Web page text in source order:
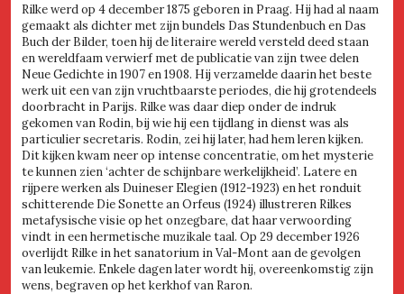
Rilke werd op 4 december 1875 geboren in Praag. Hij had al naam
gemaakt als dichter met zijn bundels Das Stundenbuch en Das
Buch der Bilder, toen hij de literaire wereld versteld deed staan
en wereldfaam verwierf met de publicatie van zijn twee delen
Neue Gedichte in 1907 en 1908. Hij verzamelde daarin het beste
werk uit een van zijn vruchtbaarste periodes, die hij grotendeels
doorbracht in Parijs. Rilke was daar diep onder de indruk
gekomen van Rodin, bij wie hij een tijdlang in dienst was als
particulier secretaris. Rodin, zei hij later, had hem leren kijken.
Dit kijken kwam neer op intense concentratie, om het mysterie
te kunnen zien ‘achter de schijnbare werkelijkheid’. Latere en
rijpere werken als Duineser Elegien (1912-1923) en het ronduit
schitterende Die Sonette an Orfeus (1924) illustreren Rilkes
metafysische visie op het onzegbare, dat haar verwoording
vindt in een hermetische muzikale taal. Op 29 december 1926
overlijdt Rilke in het sanatorium in Val-Mont aan de gevolgen
van leukemie. Enkele dagen later wordt hij, overeenkomstig zijn
wens, begraven op het kerkhof van Raron.